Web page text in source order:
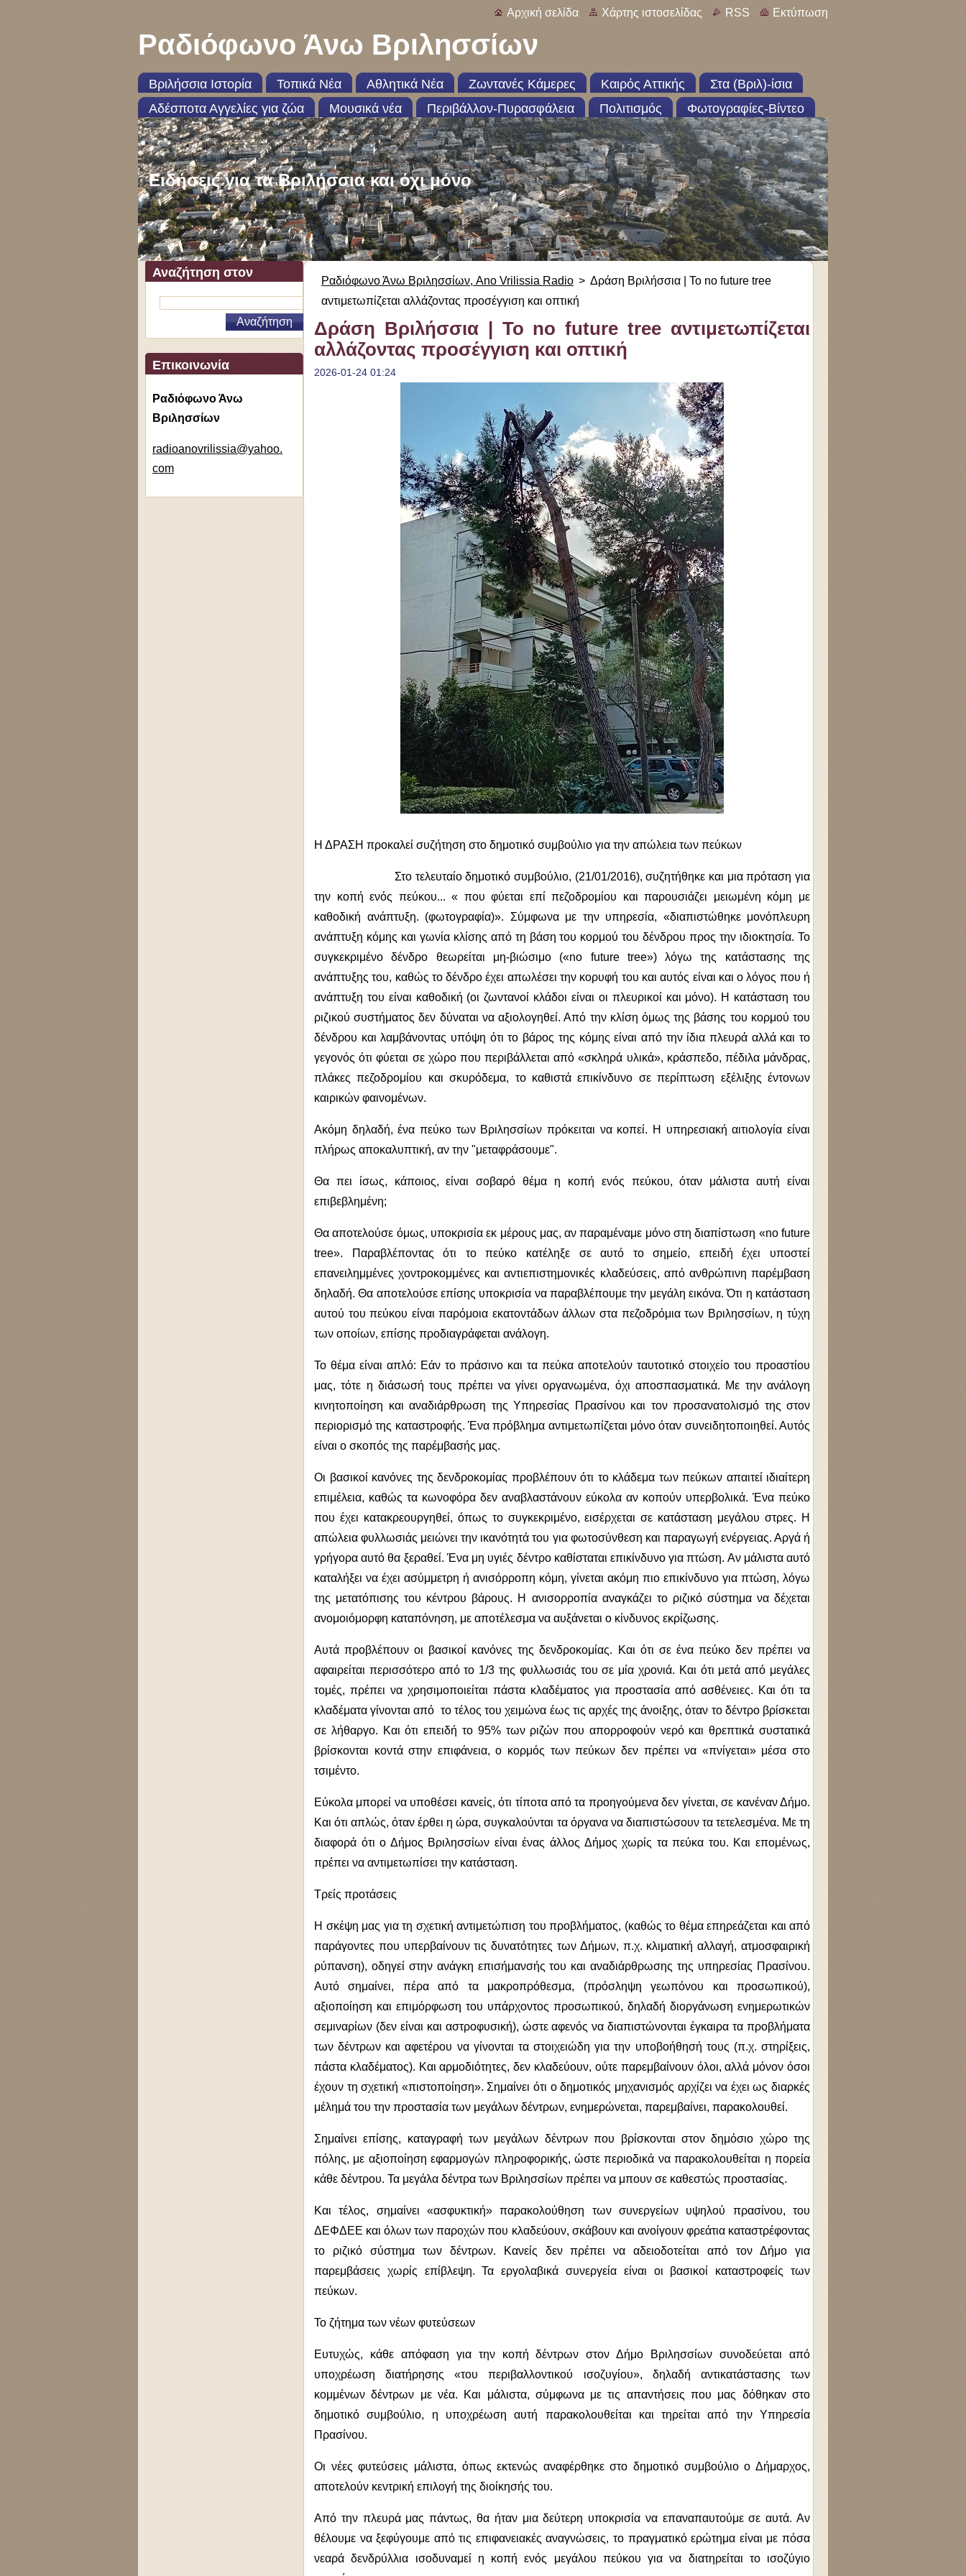
Αρχική σελίδα Χάρτης ιστοσελίδας RSS Εκτύπωση
Ραδιόφωνο Άνω Βριλησσίων
Βριλήσσια Ιστορία Τοπικά Νέα Αθλητικά Νέα Ζωντανές Κάμερες Καιρός Αττικής
Στα (Βριλ)-ίσια
Αδέσποτα Αγγελίες για ζώα
Μουσικά νέα Περιβάλλον-Πυρασφάλεια Πολιτισμός Φωτογραφίες-Βίντεο
Ειδήσεις για τα Βριλήσσια και όχι μόνο
Αναζήτηση στον
ιστότοπο
Επικοινωνία
Ραδιόφωνο Άνω
Βριλησσίων
radioanovrilissia@yahoo.
com
Ραδιόφωνο Άνω Βριλησσίων, Ano Vrilissia Radio > Δράση Βριλήσσια | Το no future tree
αντιμετωπίζεται αλλάζοντας προσέγγιση και οπτική
Δράση Βριλήσσια | Το no future tree αντιμετωπίζεται
αλλάζοντας προσέγγιση και οπτική
2026-01-24 01:24
Η ΔΡΑΣΗ προκαλεί συζήτηση στο δημοτικό συμβούλιο για την απώλεια των πεύκων
Στο τελευταίο δημοτικό συμβούλιο, (21/01/2016), συζητήθηκε και μια πρόταση για
την κοπή ενός πεύκου... « που φύεται επί πεζοδρομίου και παρουσιάζει μειωμένη κόμη με
καθοδική ανάπτυξη. (φωτογραφία)». Σύμφωνα με την υπηρεσία, «διαπιστώθηκε μονόπλευρη
ανάπτυξη κόμης και γωνία κλίσης από τη βάση του κορμού του δένδρου προς την ιδιοκτησία. Το
συγκεκριμένο δένδρο θεωρείται μη-βιώσιμο («no future tree») λόγω της κατάστασης της
ανάπτυξης του, καθώς το δένδρο έχει απωλέσει την κορυφή του και αυτός είναι και ο λόγος που ή
ανάπτυξη του είναι καθοδική (οι ζωντανοί κλάδοι είναι οι πλευρικοί και μόνο). Η κατάσταση του
ριζικού συστήματος δεν δύναται να αξιολογηθεί. Από την κλίση όμως της βάσης του κορμού του
δένδρου και λαμβάνοντας υπόψη ότι το βάρος της κόμης είναι από την ίδια πλευρά αλλά και το
γεγονός ότι φύεται σε χώρο που περιβάλλεται από «σκληρά υλικά», κράσπεδο, πέδιλα μάνδρας,
πλάκες πεζοδρομίου και σκυρόδεμα, το καθιστά επικίνδυνο σε περίπτωση εξέλιξης έντονων
καιρικών φαινομένων.
Ακόμη δηλαδή, ένα πεύκο των Βριλησσίων πρόκειται να κοπεί. Η υπηρεσιακή αιτιολογία είναι
πλήρως αποκαλυπτική, αν την "μεταφράσουμε".
Θα πει ίσως, κάποιος, είναι σοβαρό θέμα η κοπή ενός πεύκου, όταν μάλιστα αυτή είναι
επιβεβλημένη;
Θα αποτελούσε όμως, υποκρισία εκ μέρους μας, αν παραμέναμε μόνο στη διαπίστωση «no future
tree». Παραβλέποντας ότι το πεύκο κατέληξε σε αυτό το σημείο, επειδή έχει υποστεί
επανειλημμένες χοντροκομμένες και αντιεπιστημονικές κλαδεύσεις, από ανθρώπινη παρέμβαση
δηλαδή. Θα αποτελούσε επίσης υποκρισία να παραβλέπουμε την μεγάλη εικόνα. Ότι η κατάσταση
αυτού του πεύκου είναι παρόμοια εκατοντάδων άλλων στα πεζοδρόμια των Βριλησσίων, η τύχη
των οποίων, επίσης προδιαγράφεται ανάλογη.
Το θέμα είναι απλό: Εάν το πράσινο και τα πεύκα αποτελούν ταυτοτικό στοιχείο του προαστίου
μας, τότε η διάσωσή τους πρέπει να γίνει οργανωμένα, όχι αποσπασματικά. Με την ανάλογη
κινητοποίηση και αναδιάρθρωση της Υπηρεσίας Πρασίνου και τον προσανατολισμό της στον
περιορισμό της καταστροφής. Ένα πρόβλημα αντιμετωπίζεται μόνο όταν συνειδητοποιηθεί. Αυτός
είναι ο σκοπός της παρέμβασής μας.
Οι βασικοί κανόνες της δενδροκομίας προβλέπουν ότι το κλάδεμα των πεύκων απαιτεί ιδιαίτερη
επιμέλεια, καθώς τα κωνοφόρα δεν αναβλαστάνουν εύκολα αν κοπούν υπερβολικά. Ένα πεύκο
που έχει κατακρεουργηθεί, όπως το συγκεκριμένο, εισέρχεται σε κατάσταση μεγάλου στρες. Η
απώλεια φυλλωσιάς μειώνει την ικανότητά του για φωτοσύνθεση και παραγωγή ενέργειας. Αργά ή
γρήγορα αυτό θα ξεραθεί. Ένα μη υγιές δέντρο καθίσταται επικίνδυνο για πτώση. Αν μάλιστα αυτό
καταλήξει να έχει ασύμμετρη ή ανισόρροπη κόμη, γίνεται ακόμη πιο επικίνδυνο για πτώση, λόγω
της μετατόπισης του κέντρου βάρους. Η ανισορροπία αναγκάζει το ριζικό σύστημα να δέχεται
ανομοιόμορφη καταπόνηση, με αποτέλεσμα να αυξάνεται ο κίνδυνος εκρίζωσης.
Αυτά προβλέπουν οι βασικοί κανόνες της δενδροκομίας. Και ότι σε ένα πεύκο δεν πρέπει να
αφαιρείται περισσότερο από το 1/3 της φυλλωσιάς του σε μία χρονιά. Και ότι μετά από μεγάλες
τομές, πρέπει να χρησιμοποιείται πάστα κλαδέματος για προστασία από ασθένειες. Και ότι τα
κλαδέματα γίνονται από το τέλος του χειμώνα έως τις αρχές της άνοιξης, όταν το δέντρο βρίσκεται
σε λήθαργο. Και ότι επειδή το 95% των ριζών που απορροφούν νερό και θρεπτικά συστατικά
βρίσκονται κοντά στην επιφάνεια, ο κορμός των πεύκων δεν πρέπει να «πνίγεται» μέσα στο
τσιμέντο.
Εύκολα μπορεί να υποθέσει κανείς, ότι τίποτα από τα προηγούμενα δεν γίνεται, σε κανέναν Δήμο.
Και ότι απλώς, όταν έρθει η ώρα, συγκαλούνται τα όργανα να διαπιστώσουν τα τετελεσμένα. Με τη
διαφορά ότι ο Δήμος Βριλησσίων είναι ένας άλλος Δήμος χωρίς τα πεύκα του. Και επομένως,
πρέπει να αντιμετωπίσει την κατάσταση.
Τρείς προτάσεις
Η σκέψη μας για τη σχετική αντιμετώπιση του προβλήματος, (καθώς το θέμα επηρεάζεται και από
παράγοντες που υπερβαίνουν τις δυνατότητες των Δήμων, π.χ. κλιματική αλλαγή, ατμοσφαιρική
ρύπανση), οδηγεί στην ανάγκη επισήμανσής του και αναδιάρθρωσης της υπηρεσίας Πρασίνου.
Αυτό σημαίνει, πέρα από τα μακροπρόθεσμα, (πρόσληψη γεωπόνου και προσωπικού),
αξιοποίηση και επιμόρφωση του υπάρχοντος προσωπικού, δηλαδή διοργάνωση ενημερωτικών
σεμιναρίων (δεν είναι και αστροφυσική), ώστε αφενός να διαπιστώνονται έγκαιρα τα προβλήματα
των δέντρων και αφετέρου να γίνονται τα στοιχειώδη για την υποβοήθησή τους (π.χ. στηρίξεις,
πάστα κλαδέματος). Και αρμοδιότητες, δεν κλαδεύουν, ούτε παρεμβαίνουν όλοι, αλλά μόνον όσοι
έχουν τη σχετική «πιστοποίηση». Σημαίνει ότι ο δημοτικός μηχανισμός αρχίζει να έχει ως διαρκές
μέλημά του την προστασία των μεγάλων δέντρων, ενημερώνεται, παρεμβαίνει, παρακολουθεί.
Σημαίνει επίσης, καταγραφή των μεγάλων δέντρων που βρίσκονται στον δημόσιο χώρο της
πόλης, με αξιοποίηση εφαρμογών πληροφορικής, ώστε περιοδικά να παρακολουθείται η πορεία
κάθε δέντρου. Τα μεγάλα δέντρα των Βριλησσίων πρέπει να μπουν σε καθεστώς προστασίας.
Και τέλος, σημαίνει «ασφυκτική» παρακολούθηση των συνεργείων υψηλού πρασίνου, του
ΔΕΦΔΕΕ και όλων των παροχών που κλαδεύουν, σκάβουν και ανοίγουν φρεάτια καταστρέφοντας
το ριζικό σύστημα των δέντρων. Κανείς δεν πρέπει να αδειοδοτείται από τον Δήμο για
παρεμβάσεις χωρίς επίβλεψη. Τα εργολαβικά συνεργεία είναι οι βασικοί καταστροφείς των
πεύκων.
Το ζήτημα των νέων φυτεύσεων
Ευτυχώς, κάθε απόφαση για την κοπή δέντρων στον Δήμο Βριλησσίων συνοδεύεται από
υποχρέωση διατήρησης «του περιβαλλοντικού ισοζυγίου», δηλαδή αντικατάστασης των
κομμένων δέντρων με νέα. Και μάλιστα, σύμφωνα με τις απαντήσεις που μας δόθηκαν στο
δημοτικό συμβούλιο, η υποχρέωση αυτή παρακολουθείται και τηρείται από την Υπηρεσία
Πρασίνου.
Οι νέες φυτεύσεις μάλιστα, όπως εκτενώς αναφέρθηκε στο δημοτικό συμβούλιο ο Δήμαρχος,
αποτελούν κεντρική επιλογή της διοίκησής του.
Από την πλευρά μας πάντως, θα ήταν μια δεύτερη υποκρισία να επαναπαυτούμε σε αυτά. Αν
θέλουμε να ξεφύγουμε από τις επιφανειακές αναγνώσεις, το πραγματικό ερώτημα είναι με πόσα
νεαρά δενδρύλλια ισοδυναμεί η κοπή ενός μεγάλου πεύκου για να διατηρείται το ισοζύγιο